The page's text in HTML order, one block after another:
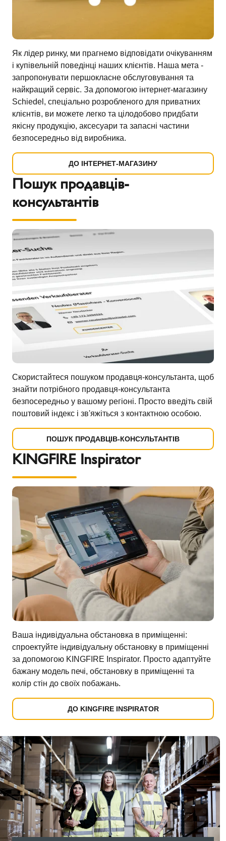
Як лідер ринку, ми прагнемо відповідати очікуванням
і купівельній поведінці наших клієнтів. Наша мета -
запропонувати першокласне обслуговування та
найкращий сервіс. За допомогою інтернет-магазину
Schiedel, спеціально розробленого для приватних
клієнтів, ви можете легко та цілодобово придбати
якісну продукцію, аксесуари та запасні частини
безпосередньо від виробника.
ДО ІНТЕРНЕТ-МАГАЗИНУ
Пошук продавців-
консультантів
Скористайтеся пошуком продавця-консультанта, щоб
знайти потрібного продавця-консультанта
безпосередньо у вашому регіоні. Просто введіть свій
поштовий індекс і зв'яжіться з контактною особою.
ПОШУК ПРОДАВЦІВ-КОНСУЛЬТАНТІВ
KINGFIRE Inspirator
Ваша індивідуальна обстановка в приміщенні:
спроектуйте індивідуальну обстановку в приміщенні
за допомогою KINGFIRE Inspirator. Просто адаптуйте
бажану модель печі, обстановку в приміщенні та
колір стін до своїх побажань.
ДО KINGFIRE INSPIRATOR